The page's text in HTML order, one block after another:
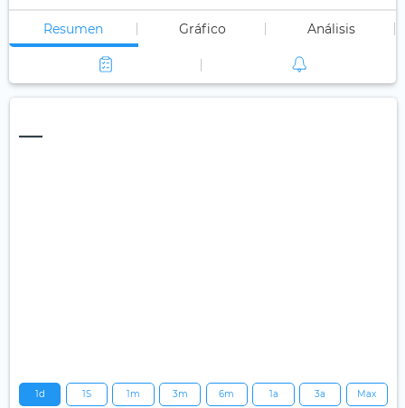
Resumen Gráfico Análisis
—
1d 1S 1m 3m 6m 1a 3a Max